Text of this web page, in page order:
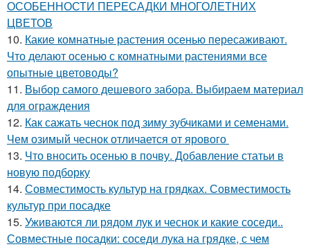
ОСОБЕННОСТИ ПЕРЕСАДКИ МНОГОЛЕТНИХ
ЦВЕТОВ
10. Какие комнатные растения осенью пересаживают.
Что делают осенью с комнатными растениями все
опытные цветоводы?
11. Выбор самого дешевого забора. Выбираем материал
для ограждения
12. Как сажать чеснок под зиму зубчиками и семенами.
Чем озимый чеснок отличается от ярового
13. Что вносить осенью в почву. Добавление статьи в
новую подборку
14. Совместимость культур на грядках. Совместимость
культур при посадке
15. Уживаются ли рядом лук и чеснок и какие соседи..
Совместные посадки: соседи лука на грядке, с чем